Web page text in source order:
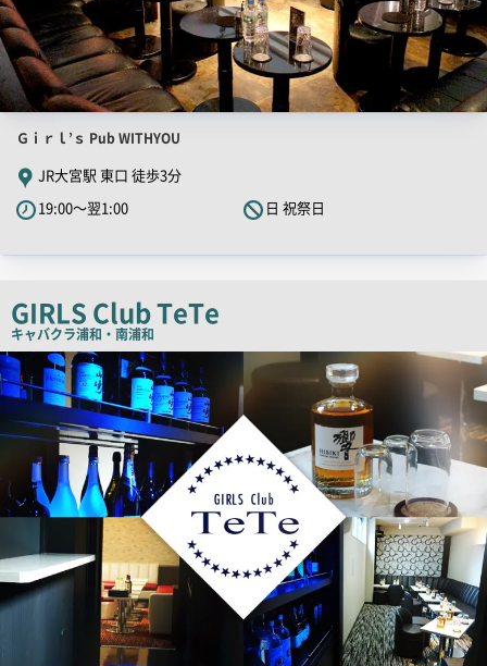
店
舗
PR
キ
コ
ピ
ー
Ｇｉｒｌ’ｓ Pub WITHYOU
JR大宮駅 東口 徒歩3分
19:00～翌1:00
日 祝祭日
GIRLS Club TeTe
キャバクラ浦和・南浦和
店
舗
PR
画
像